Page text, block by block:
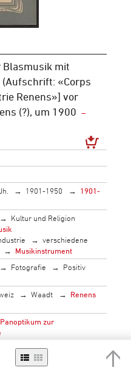
Blasmusik mit
«Corps
Renens»] vor
(?), um 1900
1901-1950
1901-
Kultur und Religion
verschiedene
Musikinstrument
Fotografie
Positiv
Waadt
Renens
zur